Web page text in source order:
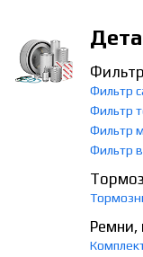
Фильтр
Фильтр
Фильтр
Фильтр
Ремни,